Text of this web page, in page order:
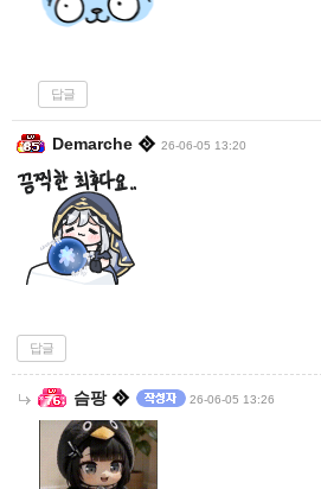
답글
Demarche 26-06-05 13:20
답글
슴팡 26-06-05 13:26